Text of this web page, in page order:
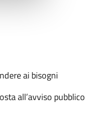
ai bisogni
all’avviso pubblico